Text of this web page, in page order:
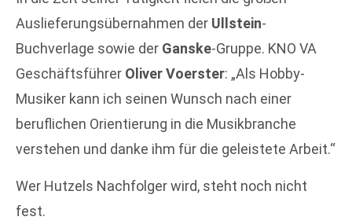
Auslieferungsübernahmen der Ullstein-
Buchverlage sowie der Ganske-Gruppe. KNO VA
Geschäftsführer Oliver Voerster: „Als Hobby-
Musiker kann ich seinen Wunsch nach einer
beruflichen Orientierung in die Musikbranche
verstehen und danke ihm für die geleistete Arbeit.“
Wer Hutzels Nachfolger wird, steht noch nicht
fest.